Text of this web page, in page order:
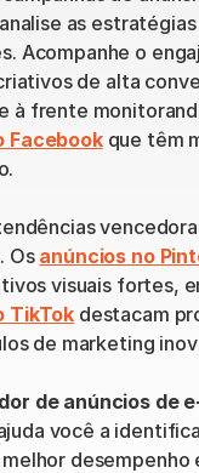
as
Acompanhe o
de alta
Facebook que têm
Os anúncios no
TikTok destacam
de marketing
de anúncios de
você a
desempenho